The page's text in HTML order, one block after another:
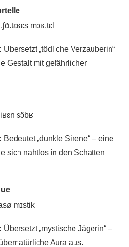
mɔʁ.tɛl
Übersetzt „tödliche Verzauberin“
Gestalt mit gefährlicher
sɔ̃bʁ
Bedeutet „dunkle Sirene“ – eine
sich nahtlos in den Schatten
mɪstik
Übersetzt „mystische Jägerin“ –
Aura aus.